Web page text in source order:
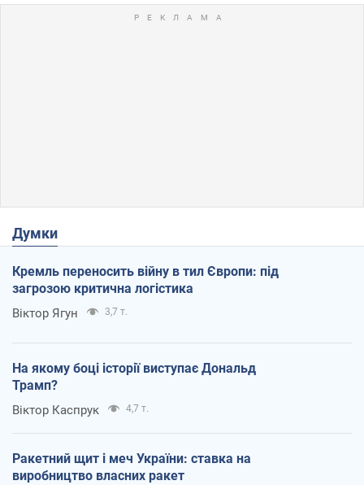
Думки
Кремль переносить війну в тил Європи: під
загрозою критична логістика
Віктор Ягун 3,7 т.
На якому боці історії виступає Дональд
Трамп?
Віктор Каспрук 4,7 т.
Ракетний щит і меч України: ставка на
виробництво власних ракет